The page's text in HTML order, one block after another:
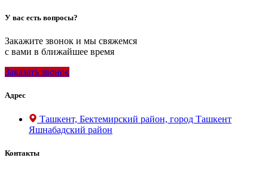
У вас есть вопросы?
Закажите звонок и мы свяжемся
с вами в ближайшее время
Заказать звонок
Адрес
Ташкент, Бектемирский район, город Ташкент
Яшнабадский район
Контакты